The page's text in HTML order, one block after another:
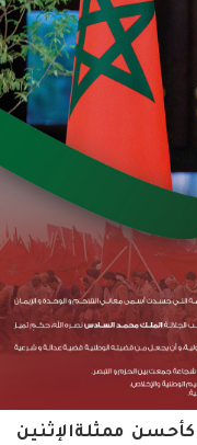
ممثلةالإثنين